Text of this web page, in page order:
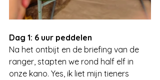
Dag 1: 6 uur peddelen
Na het ontbijt en de briefing van de
ranger, stapten we rond half elf in
onze kano. Yes, ik liet mijn tieners